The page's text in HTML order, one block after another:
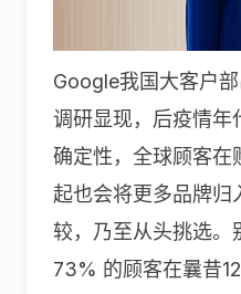
Google我国大客户
调研显现，后疫情年
确定性，全球顾客在
起也会将更多品牌归
较，乃至从头挑选。
73% 的顾客在曩昔